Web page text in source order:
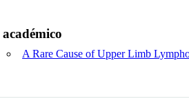
A Rare Cause of Upper Limb